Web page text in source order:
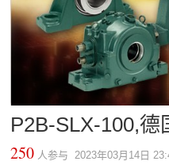
P2B-SLX-100,德
250 人参与 2023年03月14日